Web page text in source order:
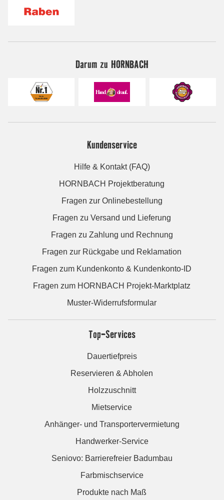
Darum zu HORNBACH
Kundenservice
Hilfe & Kontakt (FAQ)
HORNBACH Projektberatung
Fragen zur Onlinebestellung
Fragen zu Versand und Lieferung
Fragen zu Zahlung und Rechnung
Fragen zur Rückgabe und Reklamation
Fragen zum Kundenkonto & Kundenkonto-ID
Fragen zum HORNBACH Projekt-Marktplatz
Muster-Widerrufsformular
Top-Services
Dauertiefpreis
Reservieren & Abholen
Holzzuschnitt
Mietservice
Anhänger- und Transportervermietung
Handwerker-Service
Seniovo: Barrierefreier Badumbau
Farbmischservice
Produkte nach Maß